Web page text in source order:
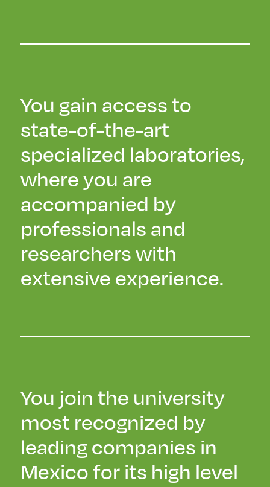
You gain access to
state-of-the-art
specialized laboratories,
where you are
accompanied by
professionals and
researchers with
extensive experience.
You join the university
most recognized by
leading companies in
Mexico for its high level